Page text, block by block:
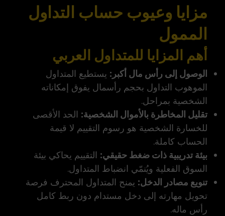
مزايا وعيوب حساب التداول
الممول
أهم المزايا للمتداول العربي
الوصول إلى رأس مال أكبر: يستطيع المتداول
الموهوب التداول بحجم رأسمال يفوق إمكاناته
الشخصية بمراحل.
تقليل المخاطرة بالأموال الشخصية: الحد الأقصى
للخسارة الشخصية هو رسوم التقييم لا قيمة
الحساب كاملة.
بيئة تدريبية ذات ضغط حقيقي: التقييم يحاكي بيئة
السوق الفعلية ويُنمّي انضباط المتداول.
تنويع مصادر الدخل: يمنح المتداول المحترف فرصة
تحويل مهارته إلى دخل مستدام دون ربط كامل
رأس ماله.